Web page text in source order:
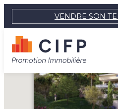
VENDRE SON